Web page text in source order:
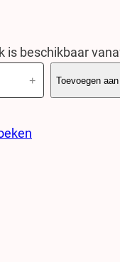
is beschikbaar
+ Toevoegen